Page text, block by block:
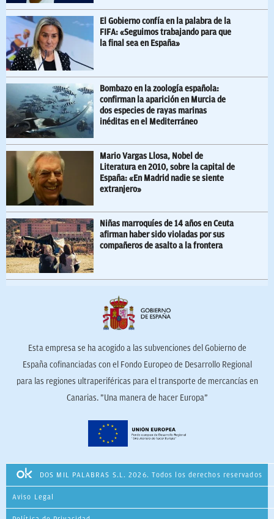
El Gobierno confía en la palabra de la
FIFA: «Seguimos trabajando para que
la final sea en España»
Bombazo en la zoología española:
confirman la aparición en Murcia de
dos especies de rayas marinas
inéditas en el Mediterráneo
Mario Vargas Llosa, Nobel de
Literatura en 2010, sobre la capital de
España: «En Madrid nadie se siente
extranjero»
Niñas marroquíes de 14 años en Ceuta
afirman haber sido violadas por sus
compañeros de asalto a la frontera
Esta empresa se ha acogido a las subvenciones del Gobierno de
España cofinanciadas con el Fondo Europeo de Desarrollo Regional
para las regiones ultraperiféricas para el transporte de mercancías en
Canarias. ”Una manera de hacer Europa”
DOS MIL PALABRAS S.L. 2026. Todos los derechos reservados
Aviso Legal